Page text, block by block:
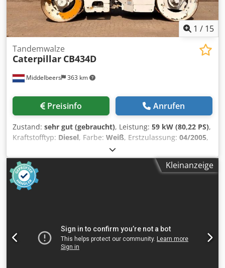
1 / 15
Middelbeers 363 km
Tandemwalze
Caterpillar CB434D
Preisinfo Anrufen
Zustand: sehr gut (gebraucht), Leistung: 59 kW (80,22 PS),
Kraftstofftyp: Diesel, Farbe: Weiß, Erstzulassung: 04/2005,
, Betriebsstunden:
Informationen Modelljahr: 2005 Chjdpfx Anoyzz E Rjgja
Seriennummer: CATCB434LCNH00390 Technische
Informationen Zylinderzahl: 4 Motorhubraum: 4.400 cc
Antrieb: Rad Leergewicht: 7.500 kg Funktionell
Informationen Wenden Sie sich an Ernst van Hek, um
weitere Informationen zu erhalten.
Kleinanzeige